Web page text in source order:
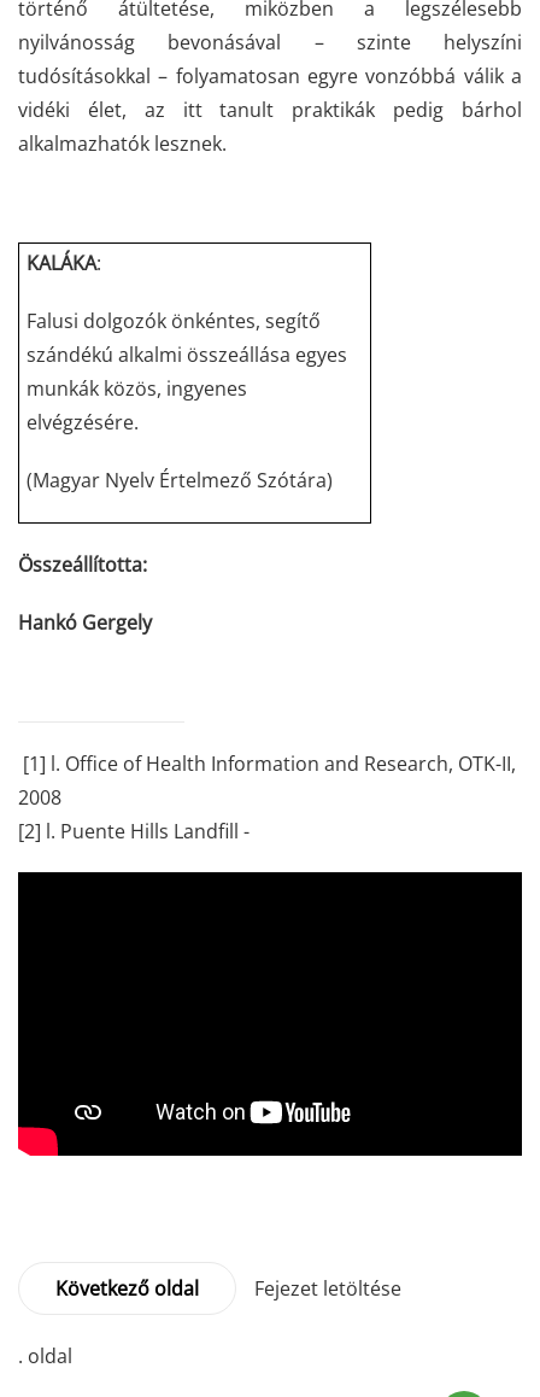
történő átültetése, miközben a legszélesebb
nyilvánosság bevonásával – szinte helyszíni
tudósításokkal – folyamatosan egyre vonzóbbá válik a
vidéki élet, az itt tanult praktikák pedig bárhol
alkalmazhatók lesznek.
KALÁKA:
Falusi dolgozók önkéntes, segítő
szándékú alkalmi összeállása egyes
munkák közös, ingyenes
elvégzésére.
(Magyar Nyelv Értelmező Szótára)
Összeállította:
Hankó Gergely
[1] l. Office of Health Information and Research, OTK-II,
2008
[2] l. Puente Hills Landfill -
Következő oldal Fejezet letöltése
. oldal